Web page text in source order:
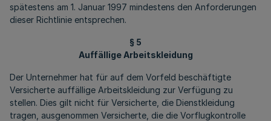
spätestens am 1. Januar 1997 mindestens den Anforderungen
dieser Richtlinie entsprechen.
§ 5
Auffällige Arbeitskleidung
Der Unternehmer hat für auf dem Vorfeld beschäftigte
Versicherte auffällige Arbeitskleidung zur Verfügung zu
stellen. Dies gilt nicht für Versicherte, die Dienstkleidung
tragen, ausgenommen Versicherte, die die Vorflugkontrolle